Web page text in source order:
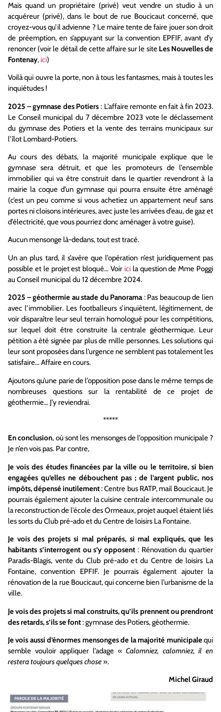
Mais quand un propriétaire (privé) veut vendre un studio à un
acquéreur (privé), dans le bout de rue Boucicaut concerné, que
croyez-vous qu’il advienne ? Le maire tente de faire jouer son droit
de préemption, en s’appuyant sur la convention EPFIF, avant d’y
renoncer (voir le détail de cette affaire sur le site Les Nouvelles de
Fontenay, ici)
Voilà qui ouvre la porte, non à tous les fantasmes, mais à toutes les
inquiétudes !
2025 – gymnase des Potiers : L’affaire remonte en fait à fin 2023.
Le Conseil municipal du 7 décembre 2023 vote le déclassement
du gymnase des Potiers et la vente des terrains municipaux sur
l’îlot Lombard-Potiers.
Au cours des débats, la majorité municipale explique que le
gymnase sera détruit, et que les promoteurs de l’ensemble
immobilier qui va être construit dans le quartier revendront à la
mairie la coque d’un gymnase qui pourra ensuite être aménagé
(c’est un peu comme si vous achetiez un appartement neuf sans
portes ni cloisons intérieures, avec juste les arrivées d’eau, de gaz et
d’électricité, que vous pourriez donc aménager à votre guise).
Aucun mensonge là-dedans, tout est tracé.
Un an plus tard, il s’avère que l’opération n’est juridiquement pas
possible et le projet est bloqué… Voir icila question de Mme Poggi
au Conseil municipal du 12 décembre 2024.
2025 – géothermie au stade du Panorama: Pas beaucoup de lien
avec l’immobilier. Les footballeurs s’inquiètent, légitimement, de
voir disparaître leur seul terrain homologué pour les compétitions,
sur lequel doit être construite la centrale géothermique. Leur
pétition a été signée par plus de mille personnes. Les solutions qui
leur sont proposées dans l’urgence ne semblent pas totalement les
satisfaire… Affaire en cours.
Ajoutons qu’une parie de l’opposition pose dans le même temps de
nombreuses questions sur la rentabilité de ce projet de
géothermie… J’y reviendrai.
*****
En conclusion, où sont les mensonges de l’opposition municipale ?
Je n’en vois pas. Par contre,
Je vois des études financées par la ville ou le territoire, si bien
engagées qu’elles ne débouchent pas ; de l’argent public, nos
impôts, dépensé inutilement: Centre bus RATP, mail Boucicaut. Je
pourrais également ajouter la cuisine centrale intercommunale ou
la reconstruction de l’école des Ormeaux, projet auquel étaient liés
les sorts du Club pré-ado et du Centre de loisirs La Fontaine.
Je vois des projets si mal préparés, si mal expliqués, que les
habitants s’interrogent ou s’y opposent : Rénovation du quartier
Paradis-Blagis, vente du Club pré-ado et du Centre de loisirs La
Fontaine, convention EPFIF. Je pourrais également ajouter la
rénovation de la rue Boucicaut, qui concerne bien l’urbanisme de la
ville.
Je vois des projets si mal construits, qu’ils prennent ou prendront
des retards, s’ils se font: gymnase des Potiers, géothermie.
Je vois aussi d’énormes mensonges de la majorité municipalequi
semble vouloir appliquer l’adage «Calomniez, calomniez, il en
restera toujours quelques chose».
Michel Giraud